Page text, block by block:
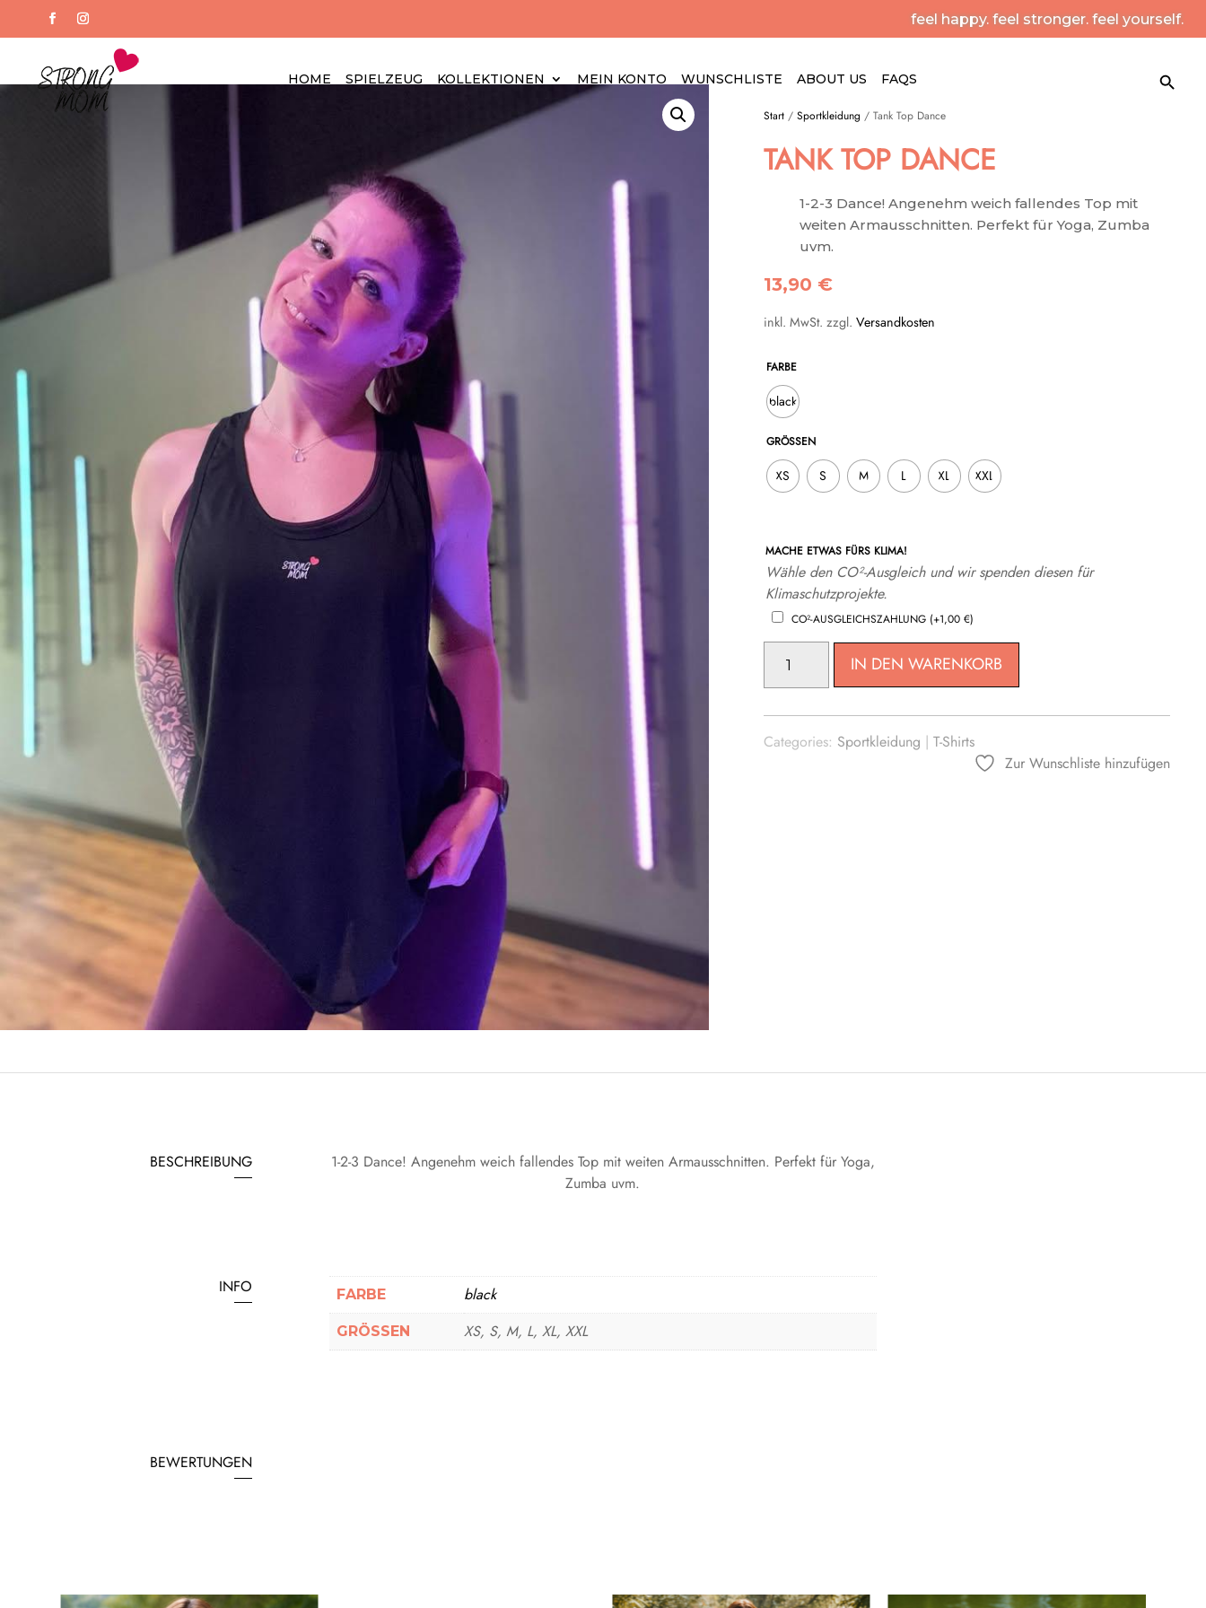
feel happy. feel stronger. feel yourself.
HOME SPIELZEUG KOLLEKTIONEN MEIN KONTO WUNSCHLISTE ABOUT US FAQS Search
for:
Start/ Sportkleidung / Tank Top Dance
TANK TOP DANCE
1-2-3 Dance! Angenehm weich fallendes Top mit
weiten Armausschnitten. Perfekt für Yoga, Zumba
uvm.
13,90 €
inkl. MwSt. zzgl. Versandkosten
FARBE
black
GRÖSSEN
XS S M L XL XXL
MACHE ETWAS FÜRS KLIMA!
Wähle den CO²-Ausgleich und wir spenden diesen für
Klimaschutzprojekte.
CO²-AUSGLEICHSZAHLUNG (+1,00 €)
MENGE
IN DEN WARENKORB
Categories: Sportkleidung | T-Shirts
Zur Wunschliste hinzufügen
BESCHREIBUNG
1-2-3 Dance! Angenehm weich fallendes Top mit weiten Armausschnitten. Perfekt für Yoga,
Zumba uvm.
INFO FARBE black
GRÖSSEN XS, S, M, L, XL, XXL
BEWERTUNGEN